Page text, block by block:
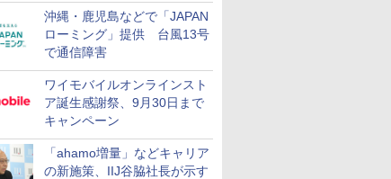
沖縄・鹿児島などで「JAPAN
ローミング」提供 台風13号
で通信障害
ワイモバイルオンラインスト
ア誕生感謝祭、9月30日まで
キャンペーン
「ahamo増量」などキャリア
の新施策、IIJ谷脇社長が示す